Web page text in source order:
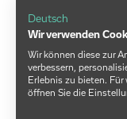
Deutsch
Wir verwenden
Wir können diese zur
verbessern,
Erlebnis zu bieten.
öffnen Sie die